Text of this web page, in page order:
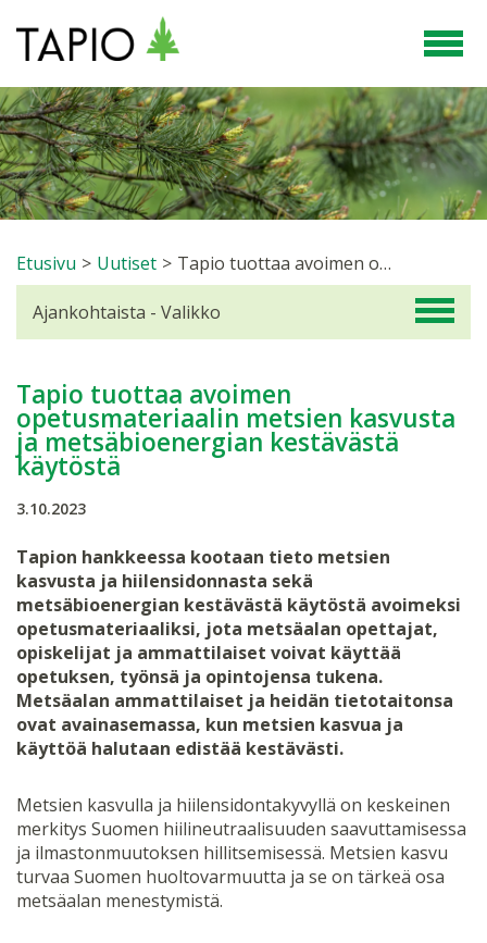
Etusivu > Uutiset > Tapio tuottaa avoimen opetusmateriaalin metsien kasvusta ja metsäbioenergian kestävästä käytöstä
Tapio tuottaa avoimen
opetusmateriaalin metsien kasvusta
ja metsäbioenergian kestävästä
käytöstä
3.10.2023
Tapion hankkeessa kootaan tieto metsien
kasvusta ja hiilensidonnasta sekä
metsäbioenergian kestävästä käytöstä avoimeksi
opetusmateriaaliksi, jota metsäalan opettajat,
opiskelijat ja ammattilaiset voivat käyttää
opetuksen, työnsä ja opintojensa tukena.
Metsäalan ammattilaiset ja heidän tietotaitonsa
ovat avainasemassa, kun metsien kasvua ja
käyttöä halutaan edistää kestävästi.
Metsien kasvulla ja hiilensidontakyvyllä on keskeinen
merkitys Suomen hiilineutraalisuuden saavuttamisessa
ja ilmastonmuutoksen hillitsemisessä. Metsien kasvu
turvaa Suomen huoltovarmuutta ja se on tärkeä osa
metsäalan menestymistä.
Ajankohtaista - Valikko